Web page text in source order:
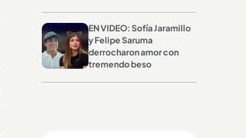
EN VIDEO: Sofía Jaramillo
y Felipe Saruma
derrocharon amor con
tremendo beso